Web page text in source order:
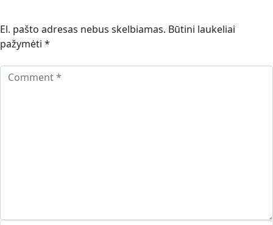
El. pašto adresas nebus skelbiamas. Būtini laukeliai
pažymėti *